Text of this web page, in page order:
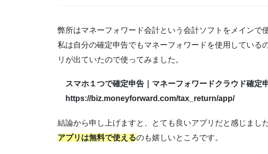
弊所はマネーフォワード会計という会計ソフトをメインで
私は自分の確定申告でもマネーフォワードを使用している
リが出ていたので使ってみました。
スマホ１つで確定申告｜マネーフォワードクラウド確定
https://biz.moneyforward.com/tax_return/app/
結論から申し上げますと、とても良いアプリだと感じました
アプリは無料で使えるのも嬉しいところです。